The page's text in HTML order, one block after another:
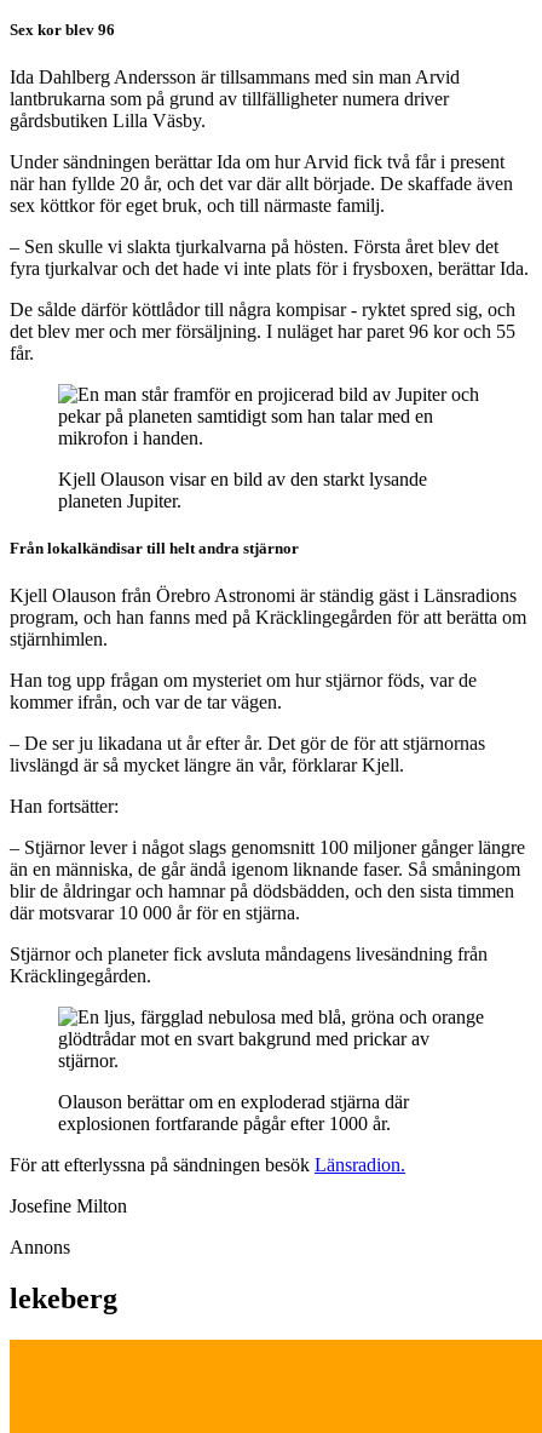
Sex kor blev 96
Ida Dahlberg Andersson är tillsammans med sin man Arvid
lantbrukarna som på grund av tillfälligheter numera driver
gårdsbutiken Lilla Väsby.
Under sändningen berättar Ida om hur Arvid fick två får i present
när han fyllde 20 år, och det var där allt började. De skaffade även
sex köttkor för eget bruk, och till närmaste familj.
– Sen skulle vi slakta tjurkalvarna på hösten. Första året blev det
fyra tjurkalvar och det hade vi inte plats för i frysboxen, berättar Ida.
De sålde därför köttlådor till några kompisar - ryktet spred sig, och
det blev mer och mer försäljning. I nuläget har paret 96 kor och 55
får.
Kjell Olauson visar en bild av den starkt lysande
planeten Jupiter.
Från lokalkändisar till helt andra stjärnor
Kjell Olauson från Örebro Astronomi är ständig gäst i Länsradions
program, och han fanns med på Kräcklingegården för att berätta om
stjärnhimlen.
Han tog upp frågan om mysteriet om hur stjärnor föds, var de
kommer ifrån, och var de tar vägen.
– De ser ju likadana ut år efter år. Det gör de för att stjärnornas
livslängd är så mycket längre än vår, förklarar Kjell.
Han fortsätter:
– Stjärnor lever i något slags genomsnitt 100 miljoner gånger längre
än en människa, de går ändå igenom liknande faser. Så småningom
blir de åldringar och hamnar på dödsbädden, och den sista timmen
där motsvarar 10 000 år för en stjärna.
Stjärnor och planeter fick avsluta måndagens livesändning från
Kräcklingegården.
Olauson berättar om en exploderad stjärna där
explosionen fortfarande pågår efter 1000 år.
För att efterlyssna på sändningen besök Länsradion.
Josefine Milton
Annons
lekeberg